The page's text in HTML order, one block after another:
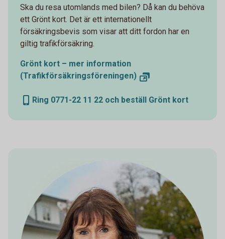
Ska du resa utomlands med bilen? Då kan du behöva
ett Grönt kort. Det är ett internationellt
försäkringsbevis som visar att ditt fordon har en
giltig trafikförsäkring.
Grönt kort – mer information
(Trafikförsäkringsföreningen)
Ring 0771-22 11 22 och beställ Grönt kort